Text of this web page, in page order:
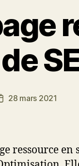
28 mars 2021
ressource